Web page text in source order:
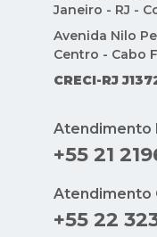
Janeiro - RJ -
Avenida Nilo
Centro - Cabo
CRECI-RJ
Atendimento
+55 21
Atendimento
+55 22